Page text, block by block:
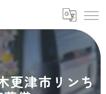
更津市リンち